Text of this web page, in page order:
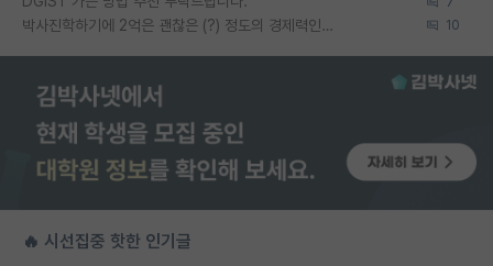
박사진학하기에 2억은 괜찮은 (?) 정도의 경제력인가요 10
🔥 시선집중 핫한 인기글